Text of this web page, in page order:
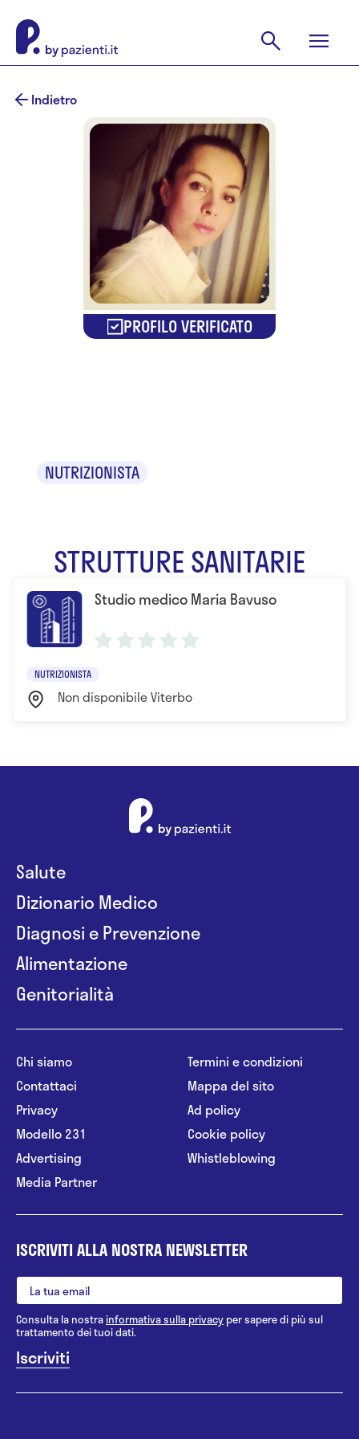
Indietro
PROFILO VERIFICATO
NUTRIZIONISTA
STRUTTURE SANITARIE
Studio medico Maria Bavuso
NUTRIZIONISTA
Non disponibile Viterbo
Salute
Dizionario Medico
Diagnosi e Prevenzione
Alimentazione
Genitorialità
Chi siamo
Contattaci
Privacy
Modello 231
Advertising
Media Partner
Termini e condizioni
Mappa del sito
Ad policy
Cookie policy
Whistleblowing
ISCRIVITI ALLA NOSTRA NEWSLETTER
Consulta la nostrainformativa sulla privacy per sapere di più sul
trattamento dei tuoi dati.